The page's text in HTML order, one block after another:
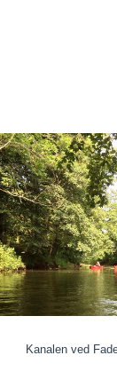
Kanalen ved